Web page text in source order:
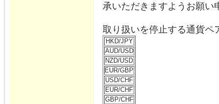
承いただきますようお願い
取り扱いを停止する通貨ペ
HKD/JPY
AUD/USD
NZD/USD
EUR/GBP
USD/CHF
EUR/CHF
GBP/CHF